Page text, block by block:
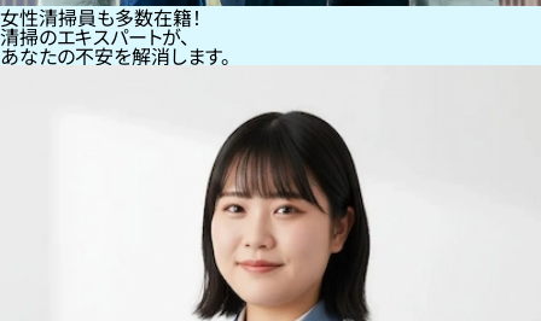
女性清掃員も多数在籍！
清掃のエキスパートが、
あなたの不安を解消します。